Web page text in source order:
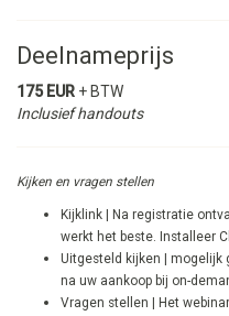
Deelnameprijs
175 EUR + BTW
Inclusief handouts
Kijken en vragen stellen
Kijklink | Na registratie
werkt het beste. Installeer
Uitgesteld kijken | mogelijk
na uw aankoop bij on-
​Vragen stellen | Het